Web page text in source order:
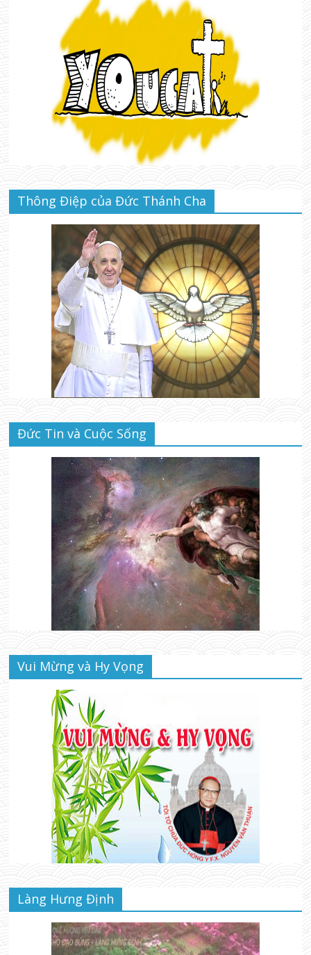
Thông Điệp của Đức Thánh Cha
Đức Tin và Cuộc Sống
Vui Mừng và Hy Vọng
Làng Hưng Định